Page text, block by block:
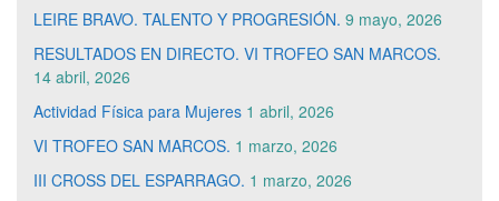
LEIRE BRAVO. TALENTO Y PROGRESIÓN. 9 mayo, 2026
RESULTADOS EN DIRECTO. VI TROFEO SAN MARCOS.
14 abril, 2026
Actividad Física para Mujeres 1 abril, 2026
VI TROFEO SAN MARCOS. 1 marzo, 2026
III CROSS DEL ESPARRAGO. 1 marzo, 2026